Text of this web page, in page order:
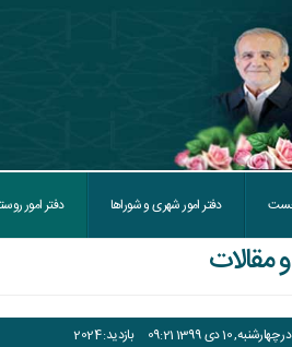
دفتر امور شهری و شوراها دفتر امور
مقالات
10 دی 1399 09:21 بازدید: 2024